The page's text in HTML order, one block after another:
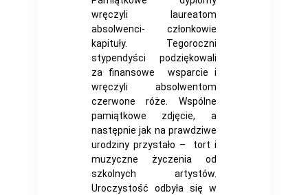
wręczyli laureatom
absolwenci- członkowie
kapituły. Tegoroczni
stypendyści podziękowali
za finansowe wsparcie i
wręczyli absolwentom
czerwone róże. Wspólne
pamiątkowe zdjęcie, a
następnie jak na prawdziwe
urodziny przystało – tort i
muzyczne życzenia od
szkolnych artystów.
Uroczystość odbyła się w